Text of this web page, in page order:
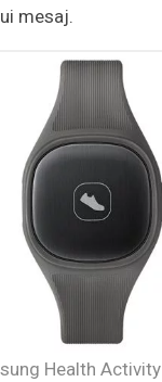
mesaj.
Health